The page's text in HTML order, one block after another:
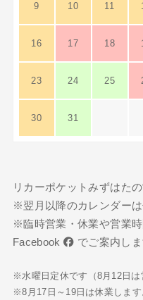
9 10 11
16 17 18
23 24 25
30 31
リカーポケットみずはた
※翌月以降のカレンダーは
※臨時営業・休業や営業
Facebook
でご案内しま
※水曜日定休です（8月12日は
※8月17日～19日は休業します